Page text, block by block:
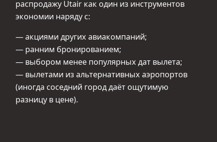
распродажу Utair как один из инструментов
экономии наряду с:
— акциями других авиакомпаний;
— ранним бронированием;
— выбором менее популярных дат вылета;
— вылетами из альтернативных аэропортов
(иногда соседний город даёт ощутимую
разницу в цене).